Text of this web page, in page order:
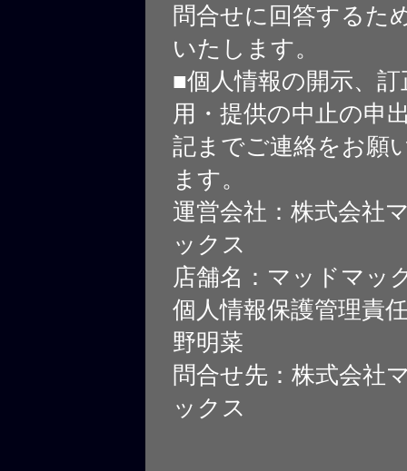
問合せに回答するた
いたします。
■個人情報の開示、
用・提供の中止の申
記までご連絡をお願
ます。
運営会社：株式会社
ックス
店舗名：マッドマッ
個人情報保護管理責
野明菜
問合せ先：株式会社
ックス